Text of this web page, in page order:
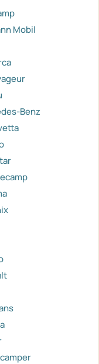
Mobil
Benz